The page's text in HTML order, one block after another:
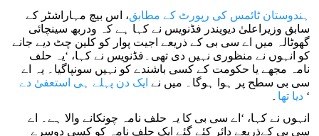
ہندوستان ٹائمس کی رپورٹ کے مطابق، اس بیچ مہاراشٹر کے
سابق وزیراعلیٰ دیویندر فڈنویس نے کہا ہے کہ ودربھ سینچائی
گھوٹالہ میں اے سی بی کے ذریعے اجیت پوار کو کلین چٹ دیے جانے
کو انہوں نے منظوری نہیں دی تھی۔فڈنویس نے کہا، ‘یہ حلف
نامہ مجھے یا حکومت کے کسی باشندے کو نہیں سونپاگیا۔ یہ اے
سی بی سطح پر ہوا ہوگا۔ میں نے ایک دن پہلے ہی استعفیٰ دے
دیا تھا۔ ‘
انہوں نے کہا، ‘اے سی بی کا یہ حلف نامہ چونکانے والا ہے۔ اے
سی بی کےذریعے دائر کئے گئے ایک حلف نامہ کو کسی دوسرے